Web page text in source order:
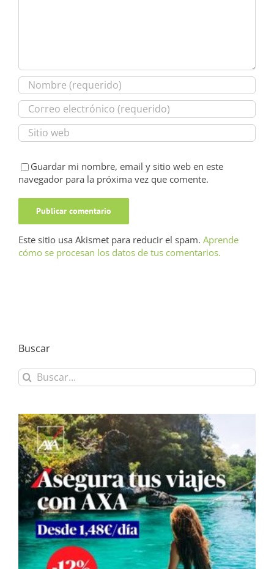
Guardar mi nombre, email y sitio web en este
navegador para la próxima vez que comente.
Este sitio usa Akismet para reducir el spam. Aprende
cómo se procesan los datos de tus comentarios.
Buscar
Buscar: